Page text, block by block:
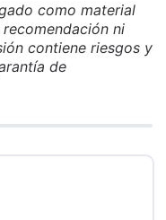
como material
ni
contiene riesgos y
de